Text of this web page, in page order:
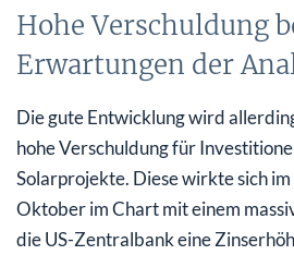
Hohe Verschuldung
Erwartungen der
Die gute Entwicklung wird
hohe Verschuldung für
Solarprojekte. Diese wirkte sich
Oktober im Chart mit einem
die US-Zentralbank eine